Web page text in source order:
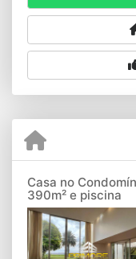
Casa no
390m² e piscina